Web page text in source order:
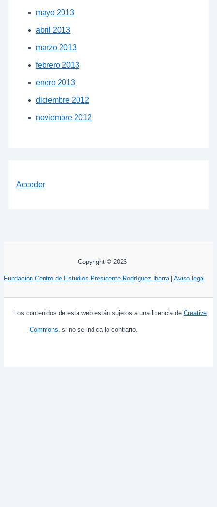
mayo 2013
abril 2013
marzo 2013
febrero 2013
enero 2013
diciembre 2012
noviembre 2012
Acceder
Copyright © 2026
Fundación Centro de Estudios Presidente Rodríguez Ibarra| Aviso legal
Los contenidos de esta web están sujetos a una licencia de Creative
Commons, si no se indica lo contrario.